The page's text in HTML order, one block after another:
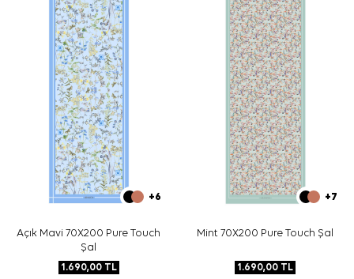
+6
Açık Mavi 70X200 Pure Touch
Şal
1.690,00TL
+7
Mint 70X200 Pure Touch Şal
1.690,00 TL